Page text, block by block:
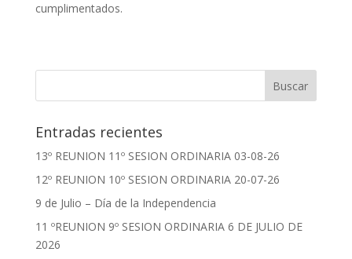
cumplimentados.
Entradas recientes
13º REUNION 11º SESION ORDINARIA 03-08-26
12º REUNION 10º SESION ORDINARIA 20-07-26
9 de Julio – Día de la Independencia
11 ºREUNION 9º SESION ORDINARIA 6 DE JULIO DE
2026